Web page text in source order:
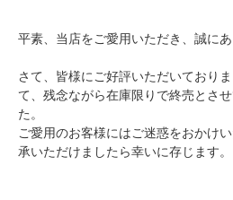
平素、当店をご愛用いただき、誠にあ
さて、皆様にご好評いただいており
て、残念ながら在庫限りで終売とさ
た。
ご愛用のお客様にはご迷惑をおかけ
承いただけましたら幸いに存じます。